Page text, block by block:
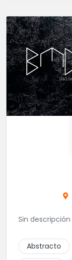
Sin descripción
Abstracto